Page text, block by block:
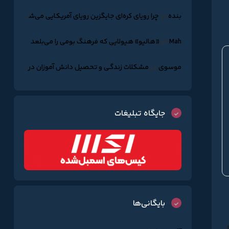
بنده درچرا رویای کره‌ای جایگزین رویای آمریکایی می‌شود؟
Mah در«هالیو» هیولایی که فرهنگ بومی را می‌بلعد
موسوی درمشکلات زندگـی و تحصیل دانش آموزان درکره جنوبـی
جایگاه تبلیغات
بایگانی‌ها